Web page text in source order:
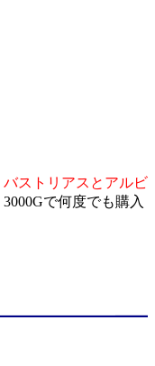
バストリアスとアルビ
で何度でも購入